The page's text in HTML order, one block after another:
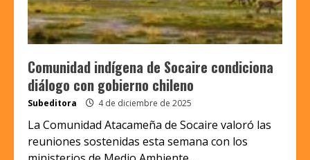
Comunidad indígena de Socaire condiciona
diálogo con gobierno chileno
Subeditora 4 de diciembre de 2025
La Comunidad Atacameña de Socaire valoró las
reuniones sostenidas esta semana con los